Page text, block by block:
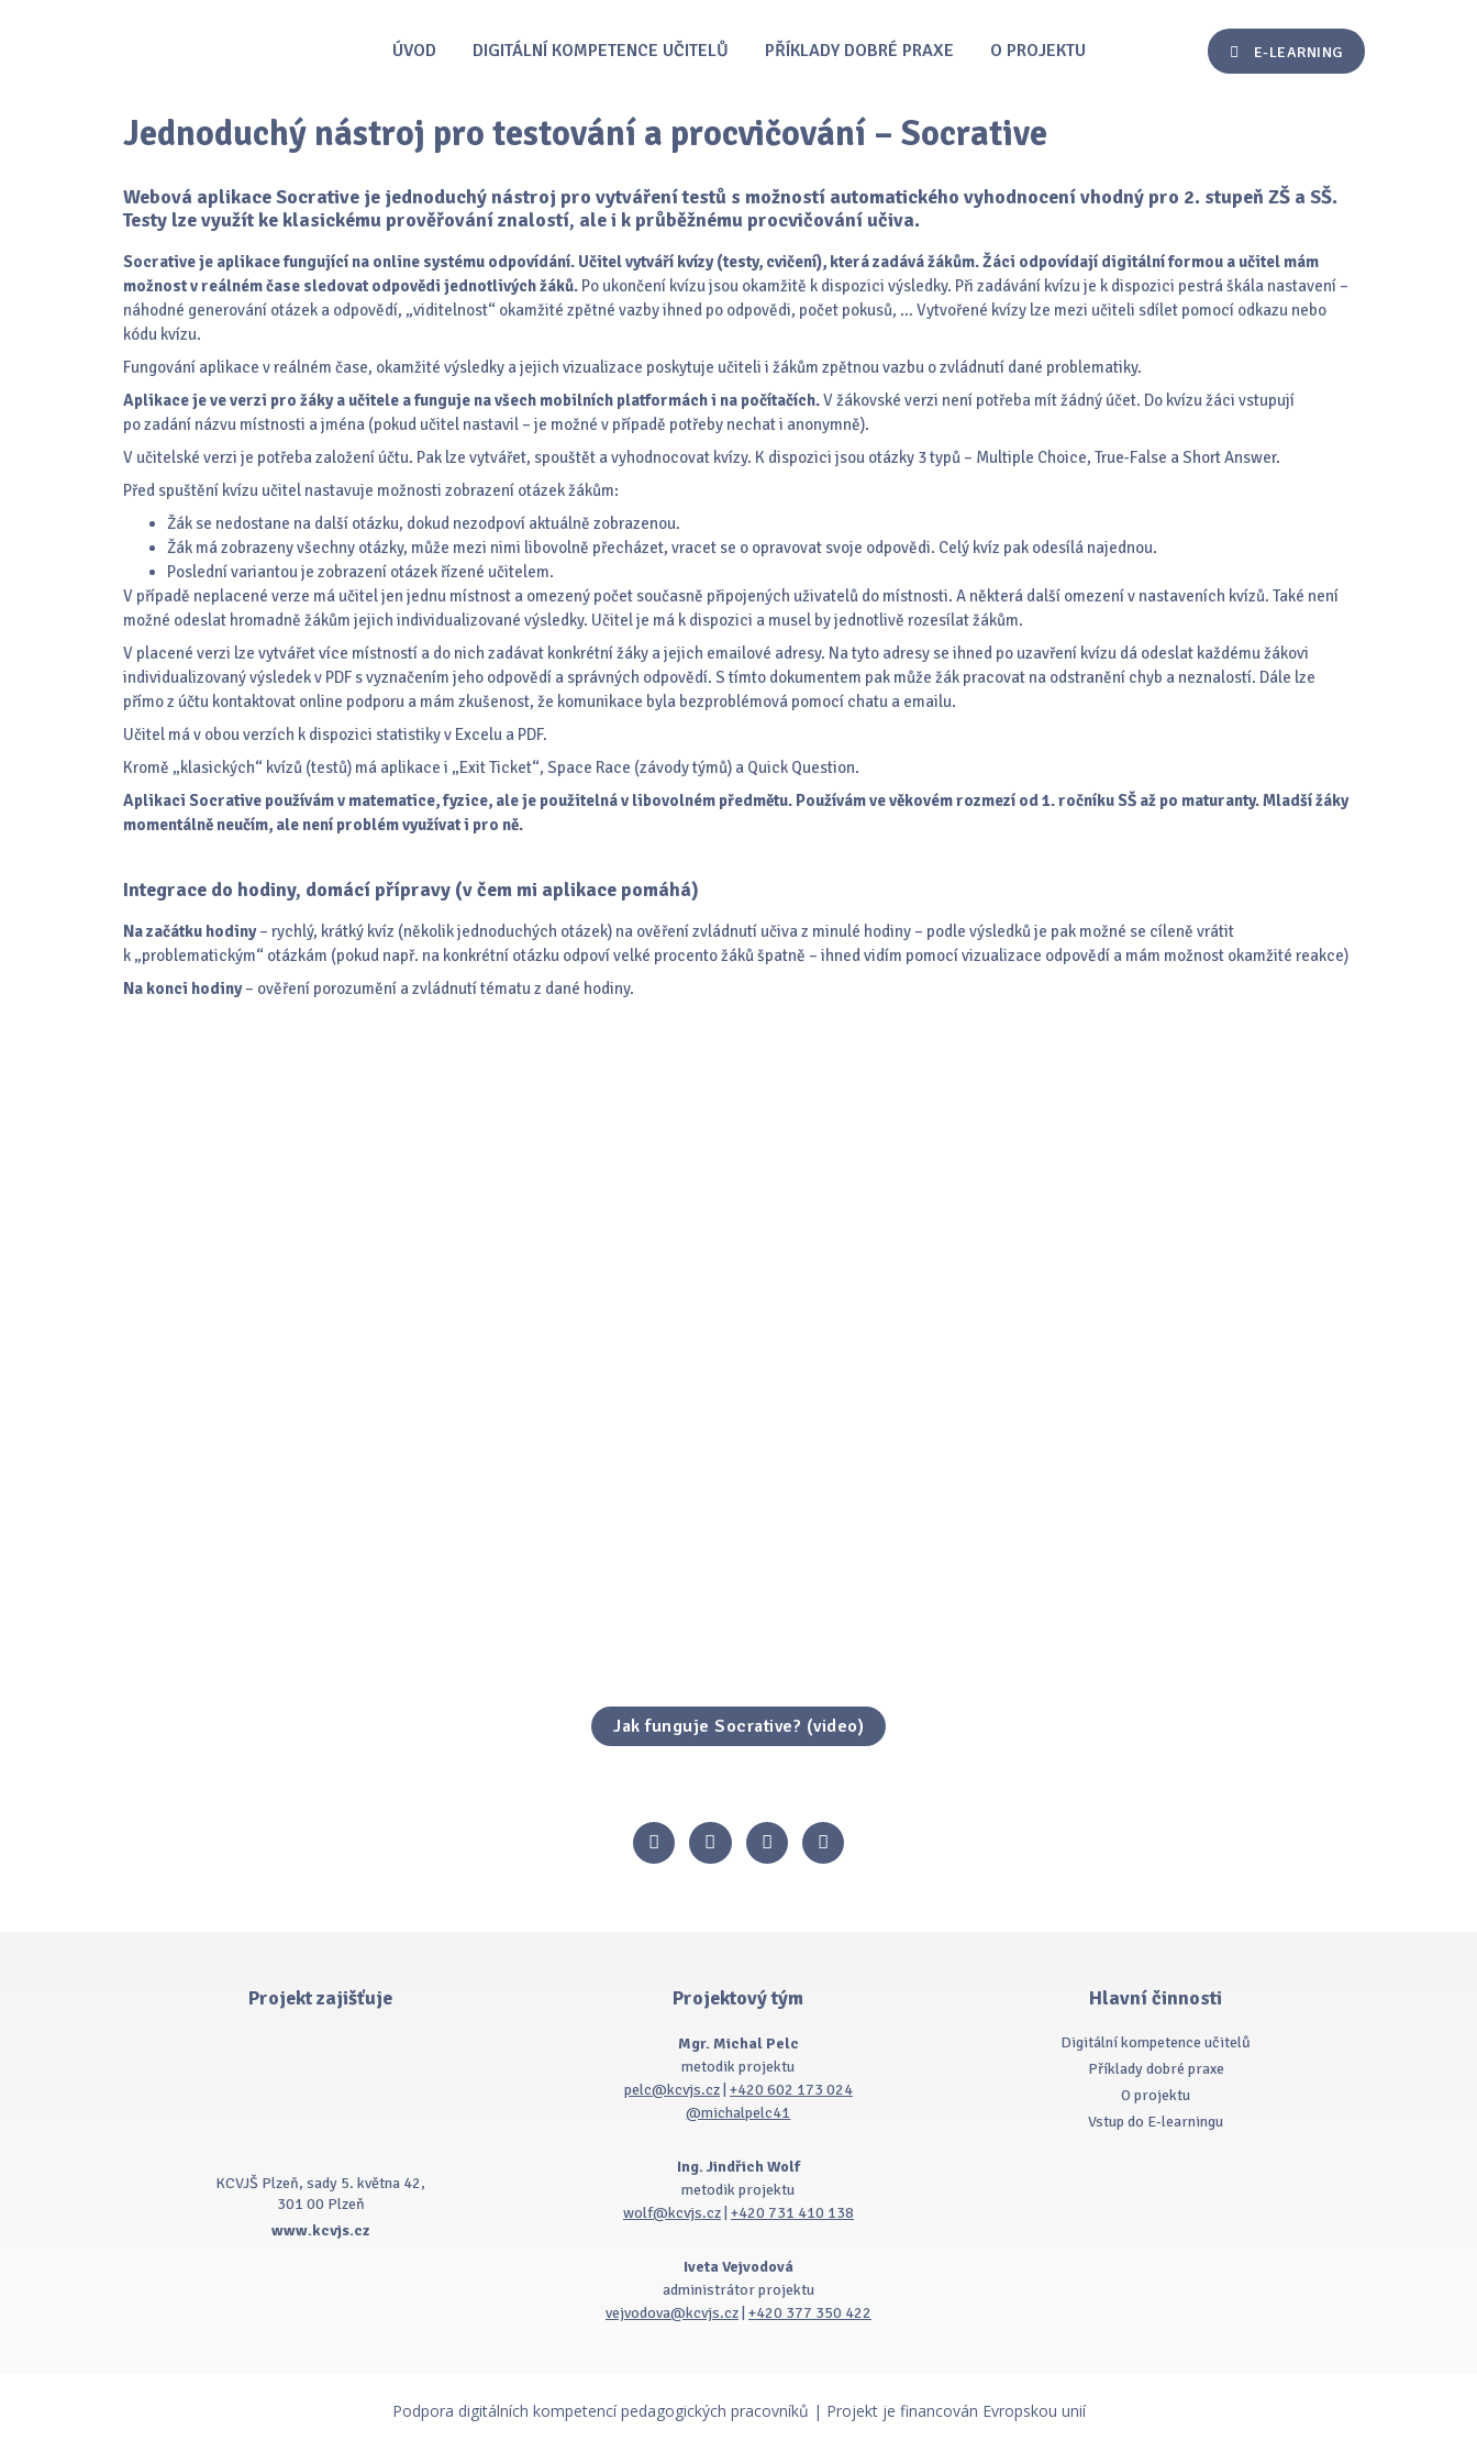
ÚVOD DIGITÁLNÍ KOMPETENCE UČITELŮ PŘÍKLADY DOBRÉ PRAXE O PROJEKTU E-LEARNING
Jednoduchý nástroj pro testování a procvičování – Socrative
Webová aplikace Socrative je jednoduchý nástroj pro vytváření testů s možností automatického vyhodnocení vhodný pro 2. stupeň ZŠ a SŠ.
Testy lze využít ke klasickému prověřování znalostí, ale i k průběžnému procvičování učiva.
Socrative je aplikace fungující na online systému odpovídání. Učitel vytváří kvízy (testy, cvičení), která zadává žákům. Žáci odpovídají digitální formou a učitel mám
možnost v reálném čase sledovat odpovědi jednotlivých žáků. Po ukončení kvízu jsou okamžitě k dispozici výsledky. Při zadávání kvízu je k dispozici pestrá škála nastavení –
náhodné generování otázek a odpovědí, „viditelnost“ okamžité zpětné vazby ihned po odpovědi, počet pokusů, … Vytvořené kvízy lze mezi učiteli sdílet pomocí odkazu nebo
kódu kvízu.
Fungování aplikace v reálném čase, okamžité výsledky a jejich vizualizace poskytuje učiteli i žákům zpětnou vazbu o zvládnutí dané problematiky.
Aplikace je ve verzi pro žáky a učitele a funguje na všech mobilních platformách i na počítačích.V žákovské verzi není potřeba mít žádný účet. Do kvízu žáci vstupují
po zadání názvu místnosti a jména (pokud učitel nastavil – je možné v případě potřeby nechat i anonymně).
V učitelské verzi je potřeba založení účtu. Pak lze vytvářet, spouštět a vyhodnocovat kvízy. K dispozici jsou otázky 3 typů – Multiple Choice, True-False a Short Answer.
Před spuštění kvízu učitel nastavuje možnosti zobrazení otázek žákům:
Žák se nedostane na další otázku, dokud nezodpoví aktuálně zobrazenou.
Žák má zobrazeny všechny otázky, může mezi nimi libovolně přecházet, vracet se o opravovat svoje odpovědi. Celý kvíz pak odesílá najednou.
Poslední variantou je zobrazení otázek řízené učitelem.
V případě neplacené verze má učitel jen jednu místnost a omezený počet současně připojených uživatelů do místnosti. A některá další omezení v nastaveních kvízů. Také není
možné odeslat hromadně žákům jejich individualizované výsledky. Učitel je má k dispozici a musel by jednotlivě rozesílat žákům.
V placené verzi lze vytvářet více místností a do nich zadávat konkrétní žáky a jejich emailové adresy. Na tyto adresy se ihned po uzavření kvízu dá odeslat každému žákovi
individualizovaný výsledek v PDF s vyznačením jeho odpovědí a správných odpovědí. S tímto dokumentem pak může žák pracovat na odstranění chyb a neznalostí. Dále lze
přímo z účtu kontaktovat online podporu a mám zkušenost, že komunikace byla bezproblémová pomocí chatu a emailu.
Učitel má v obou verzích k dispozici statistiky v Excelu a PDF.
Kromě „klasických“ kvízů (testů) má aplikace i „Exit Ticket“, Space Race (závody týmů) a Quick Question.
Aplikaci Socrative používámv matematice, fyzice, ale je použitelná v libovolném předmětu. Používám ve věkovém rozmezí od 1. ročníku SŠ až po maturanty. Mladší žáky
momentálně neučím, ale není problém využívat i pro ně.
Integrace do hodiny, domácí přípravy (v čem mi aplikace pomáhá)
Na začátku hodiny– rychlý, krátký kvíz (několik jednoduchých otázek) na ověření zvládnutí učiva z minulé hodiny – podle výsledků je pak možné se cíleně vrátit
k „problematickým“ otázkám (pokud např. na konkrétní otázku odpoví velké procento žáků špatně – ihned vidím pomocí vizualizace odpovědí a mám možnost okamžité reakce)
Na konci hodiny– ověření porozumění a zvládnutí tématu z dané hodiny.
Jak funguje Socrative? (video)
Projekt zajišťuje
KCVJŠ Plzeň, sady 5. května 42,
301 00 Plzeň
www.kcvjs.cz
Projektový tým
Mgr. Michal Pelc
metodik projektu
pelc@kcvjs.cz| +420 602 173 024
@michalpelc41
Ing. Jindřich Wolf
metodik projektu
wolf@kcvjs.cz| +420 731 410 138
Iveta Vejvodová
administrátor projektu
vejvodova@kcvjs.cz| +420 377 350 422
Hlavní činnosti
Digitální kompetence učitelů
Příklady dobré praxe
O projektu
Vstup do E-learningu
Podpora digitálních kompetencí pedagogických pracovníků | Projekt je financován Evropskou unií